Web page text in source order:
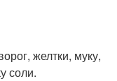
желтки, муку,
соли.